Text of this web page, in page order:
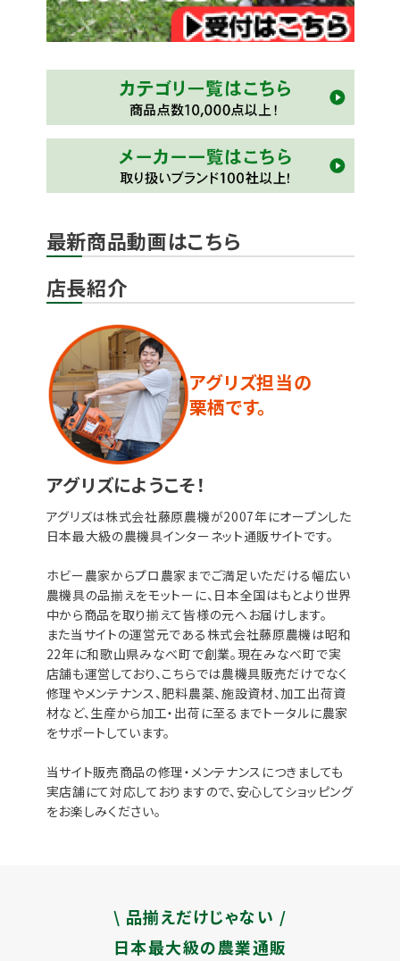
最新商品動画はこちら
店長紹介
アグリズ担当の
栗栖です。
アグリズにようこそ！
アグリズは株式会社藤原農機が2007年にオープンした
日本最大級の農機具インターネット通販サイトです。
ホビー農家からプロ農家までご満足いただける幅広い
農機具の品揃えをモットーに、日本全国はもとより世界
中から商品を取り揃えて皆様の元へお届けします。
また当サイトの運営元である株式会社藤原農機は昭和
22年に和歌山県みなべ町で創業。現在みなべ町で実
店舗も運営しており、こちらでは農機具販売だけでなく
修理やメンテナンス、肥料農薬、施設資材、加工出荷資
材など、生産から加工・出荷に至るまでトータルに農家
をサポートしています。
当サイト販売商品の修理・メンテナンスにつきましても
実店舗にて対応しておりますので、安心してショッピング
をお楽しみください。
\ 品揃えだけじゃない /
日本最大級の農業通販